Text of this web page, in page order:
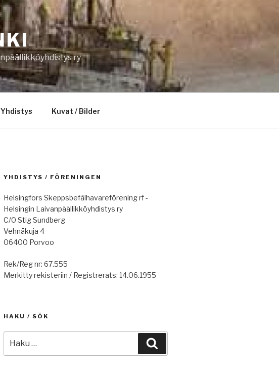
ry
Kuvat / Bilder
YHDISTYS / FÖRENINGEN
Helsingfors Skeppsbefälhavareförening rf -
Helsingin Laivanpäällikköyhdistys ry
C/0 Stig Sundberg
Vehnäkuja 4
06400 Porvoo
Rek/Reg nr: 67.555
Merkitty rekisteriin / Registrerats: 14.06.1955
HAKU / SÖK